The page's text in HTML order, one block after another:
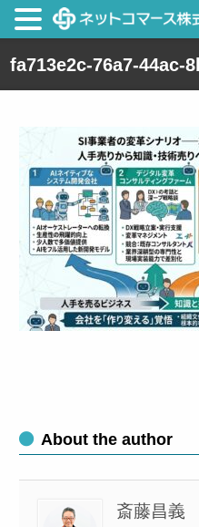
fa713e2c-76a7-44ac-
About the author
斎藤昌義